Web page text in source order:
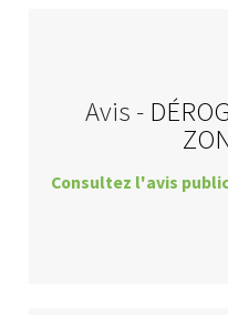
Avis -
Consultez l'avis